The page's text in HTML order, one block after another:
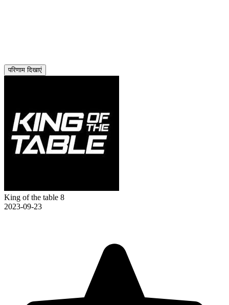
परिणाम दिखाएं
King of the table 8
2023-09-23